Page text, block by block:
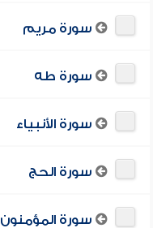
سورة مريم
سورة طه
سورة الأنبياء
سورة الحج
سورة المؤمنون